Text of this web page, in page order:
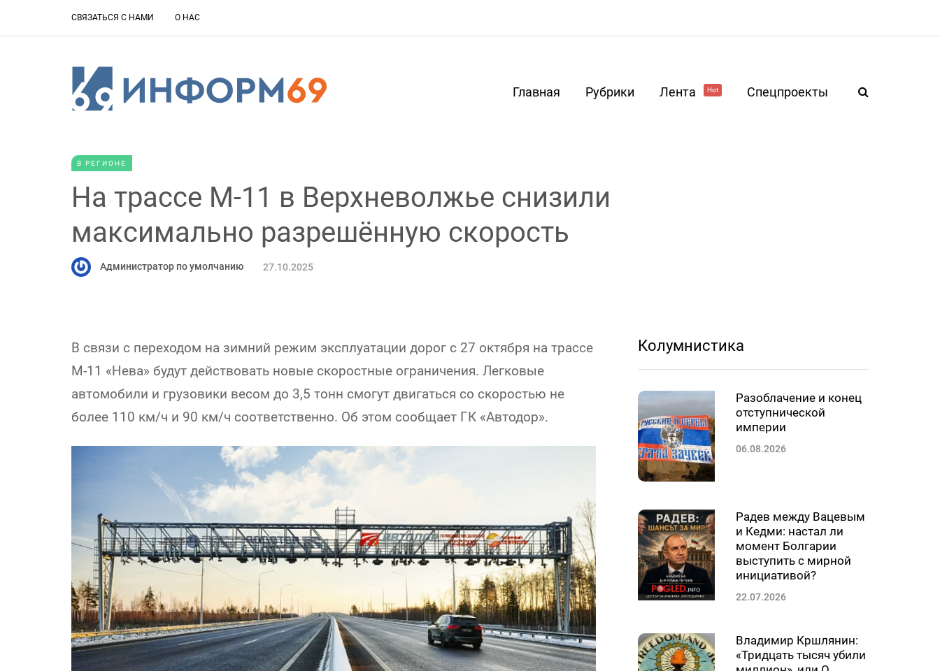
СВЯЗАТЬСЯ С НАМИ О НАС
Главная Рубрики Лента Hot Спецпроекты
В РЕГИОНЕ
На трассе М-11 в Верхневолжье снизили
максимально разрешённую скорость
Администратор по умолчанию 27.10.2025
В связи с переходом на зимний режим эксплуатации дорог с 27 октября на трассе
М-11 «Нева» будут действовать новые скоростные ограничения. Легковые
автомобили и грузовики весом до 3,5 тонн смогут двигаться со скоростью не
более 110 км/ч и 90 км/ч соответственно. Об этом сообщает ГК «Автодор».
Колумнистика
Разоблачение и конец
отступнической
империи
06.08.2026
Радев между Вацевым
и Кедми: настал ли
момент Болгарии
выступить с мирной
инициативой?
22.07.2026
Владимир Кршлянин:
«Тридцать тысяч убили